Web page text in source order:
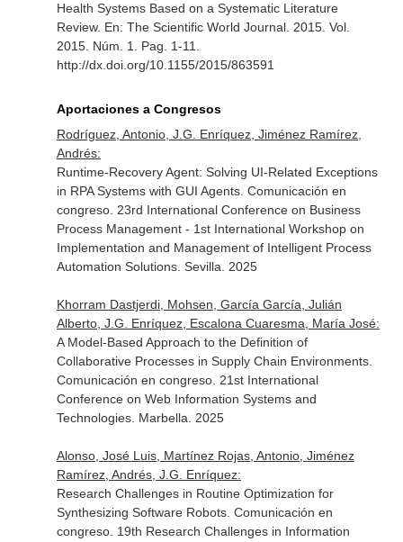
Health Systems Based on a Systematic Literature
Review. En: The Scientific World Journal. 2015. Vol.
2015. Núm. 1. Pag. 1-11.
http://dx.doi.org/10.1155/2015/863591
Aportaciones a Congresos
Rodríguez, Antonio, J.G. Enríquez, Jiménez Ramírez,
Andrés:
Runtime-Recovery Agent: Solving UI-Related Exceptions
in RPA Systems with GUI Agents. Comunicación en
congreso. 23rd International Conference on Business
Process Management - 1st International Workshop on
Implementation and Management of Intelligent Process
Automation Solutions. Sevilla. 2025
Khorram Dastjerdi, Mohsen, García García, Julián
Alberto, J.G. Enríquez, Escalona Cuaresma, María José:
A Model-Based Approach to the Definition of
Collaborative Processes in Supply Chain Environments.
Comunicación en congreso. 21st International
Conference on Web Information Systems and
Technologies. Marbella. 2025
Alonso, José Luis, Martínez Rojas, Antonio, Jiménez
Ramírez, Andrés, J.G. Enríquez:
Research Challenges in Routine Optimization for
Synthesizing Software Robots. Comunicación en
congreso. 19th Research Challenges in Information